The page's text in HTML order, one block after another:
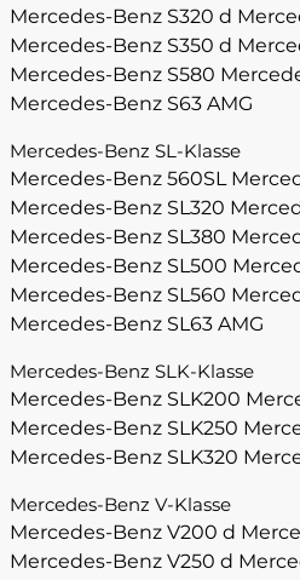
Mercedes-Benz S320 d
Mercedes-Benz S350 d
Mercedes-Benz S580
Mercedes-Benz S63 AMG
Mercedes-Benz SL-Klasse
Mercedes-Benz 560SL
Mercedes-Benz SL320
Mercedes-Benz SL380
Mercedes-Benz SL500
Mercedes-Benz SL560
Mercedes-Benz SL63 AMG
Mercedes-Benz SLK-Klasse
Mercedes-Benz SLK200
Mercedes-Benz SLK250
Mercedes-Benz SLK320
Mercedes-Benz V-Klasse
Mercedes-Benz V200 d
Mercedes-Benz V250 d